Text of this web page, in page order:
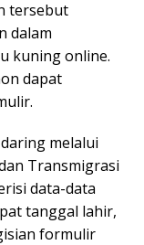
tersebut
dalam
kuning online.
dapat
melalui
Transmigrasi
data-data
tanggal lahir,
formulir